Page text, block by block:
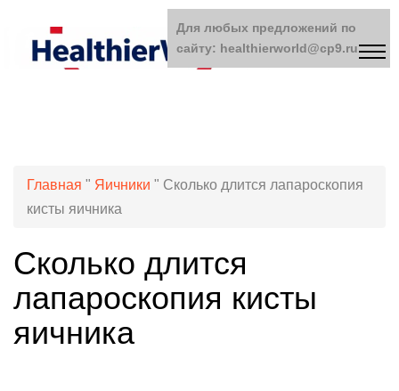
Главная " Яичники " Сколько длится лапароскопия
кисты яичника
Сколько длится
лапароскопия кисты
яичника
Для любых предложений по
сайту: healthierworld@cp9.ru